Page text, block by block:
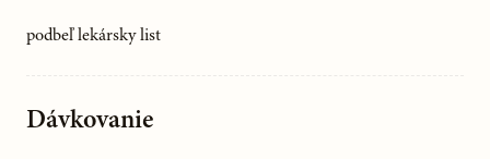
podbeľ lekársky list
Dávkovanie